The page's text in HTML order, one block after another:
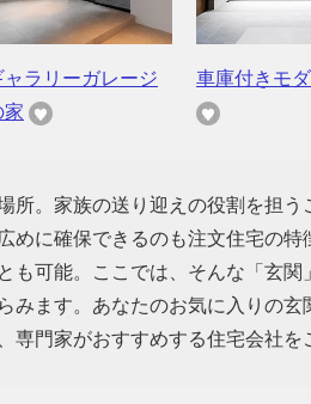
ャラリーガレージ
家
車庫付きモ
所。家族の送り迎えの役割を担
めに確保できるのも注文住宅の
も可能。ここでは、そんな「玄
みます。あなたのお気に入りの
専門家がおすすめする住宅会社